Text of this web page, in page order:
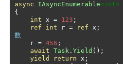
async IAsyncEnumerable<int>
{
int x = 123 ;
ref
int r = ref x ;
数
    r
= 456 ;
await Task . Yield ();
yield
return x ;